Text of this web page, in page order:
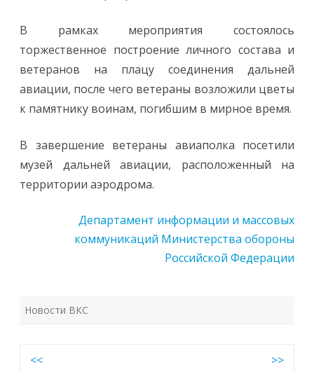
В рамках мероприятия состоялось
торжественное построение личного состава и
ветеранов на плацу соединения дальней
авиации, после чего ветераны возложили цветы
к памятнику воинам, погибшим в мирное время.
В завершение ветераны авиаполка посетили
музей дальней авиации, расположенный на
территории аэродрома.
Департамент информации и массовых
коммуникаций Министерства обороны
Российской Федерации
Новости ВКС
Навигация
<< >>